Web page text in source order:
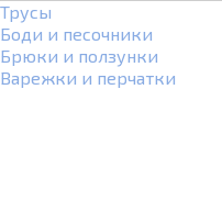
Трусы
Боди и песочники
Брюки и ползунки
Варежки и перчатки